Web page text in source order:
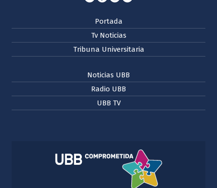
Portada
Tv Noticias
Tribuna Universitaria
Noticias UBB
Radio UBB
UBB TV